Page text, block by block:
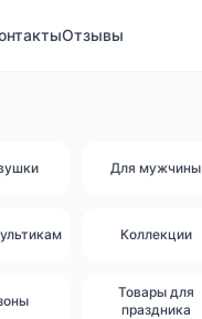
Отзывы
Для мужчины
Коллекции
Товары для
праздника